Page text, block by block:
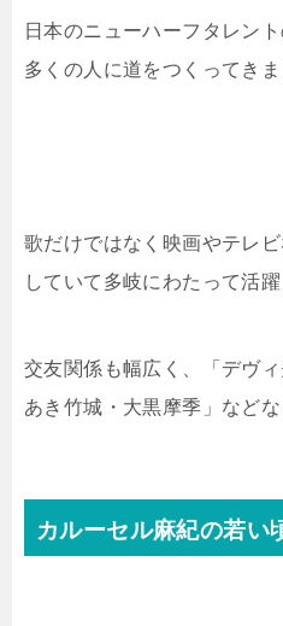
日本のニューハーフタレン
多くの人に道をつくってきま
歌だけではなく映画やテレ
していて多岐にわたって活躍
交友関係も幅広く、「デヴ
あき竹城・大黒摩季」など
カルーセル麻紀の若い